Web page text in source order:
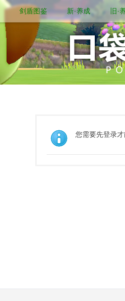
剑盾图鉴 新·养成 旧·
您需要先登录